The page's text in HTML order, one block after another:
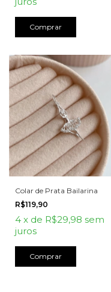
Colar de Prata Bailarina
R$119,90
4 x de R$29,98 sem
juros